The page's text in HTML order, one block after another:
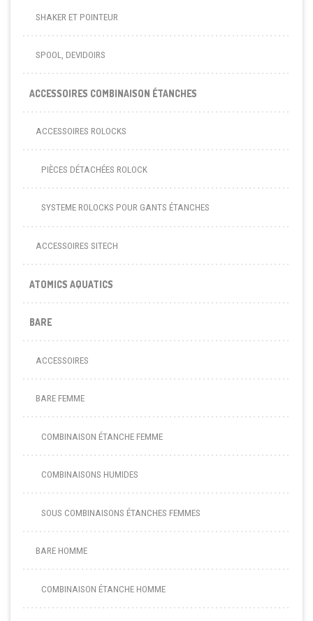
SHAKER ET POINTEUR
SPOOL, DEVIDOIRS
ACCESSOIRES COMBINAISON ÉTANCHES
ACCESSOIRES ROLOCKS
PIÈCES DÉTACHÉES ROLOCK
SYSTEME ROLOCKS POUR GANTS ÉTANCHES
ACCESSOIRES SITECH
ATOMICS AQUATICS
BARE
ACCESSOIRES
BARE FEMME
COMBINAISON ÉTANCHE FEMME
COMBINAISONS HUMIDES
SOUS COMBINAISONS ÉTANCHES FEMMES
BARE HOMME
COMBINAISON ÉTANCHE HOMME